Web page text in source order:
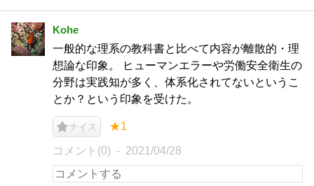
Kohe
一般的な理系の教科書と比べて内容が離散的・理
想論な印象。 ヒューマンエラーや労働安全衛生の
分野は実践知が多く、体系化されてないというこ
とか？という印象を受けた。
ナイス ★1
コメント(0) 2021/04/28